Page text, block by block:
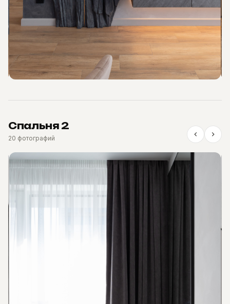
Спальня 2
20 фотографий